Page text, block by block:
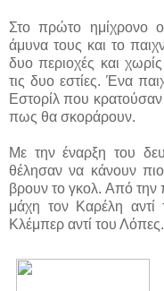
Στο πρώτο ημίχρονο
άμυνα τους και το
δυο περιοχές και
τις δυο εστίες. Ένα
Εστορίλ που
πως θα σκοράρουν.
Με την έναρξη του
θέλησαν να κάνουν πιο
βρουν το γκολ. Από την
μάχη τον Καρέλη αντί
Κλέμπερ αντί του Λόπες.